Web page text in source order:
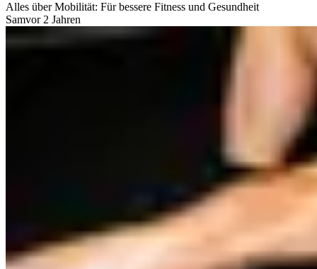
Alles über Mobilität: Für bessere Fitness und Gesundheit
Samvor 2 Jahren